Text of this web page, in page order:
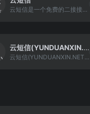
云短信是一个免费的二接接码平台（Free SMS Recieve），可以在线接收短信，接收短信验证码，显示迅速，每2天更新一次号码。在线短信接收平台,免费验证码接收平台,虚拟手机号接收短信app,哪个短信平台比较好,代收手机短信验证码,虚拟手机号码接收短信,国外短信接收平台,手机短信验证码,手机验证码平台,接码平台,短信验证码,验证码平台,云验证码平台,短信验证码是多少,手机短信验证码接收系统,验证码短信平台,虚拟手机号验证码平台,手机收不到验证码,手机验证码接收软件,免费的临时手机号软件
云短信(YUNDUANXIN.NET)
云短信(YUNDUANXIN.NET)是一种免费服务，用于在线接收手机短信验证码。不需要注册。只需从下面的列表中选择您的电话号码即可。您可以使用它来接收来自FACEBOOK，TELEGRAM，WECHAT，VK，PAYPAL，ALIPAY等发来的手机短信验证码